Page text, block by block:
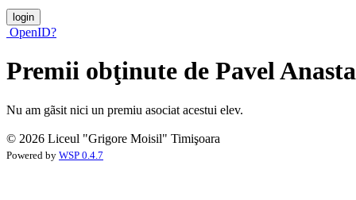
OpenID?
Premii obţinute de Pavel
Nu am gãsit nici un premiu asociat acestui elev.
© 2026 Liceul "Grigore Moisil" Timişoara
Powered by WSP 0.4.7